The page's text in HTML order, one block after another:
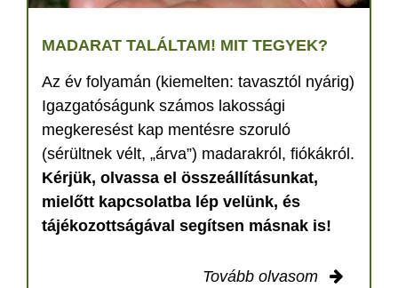
MADARAT TALÁLTAM! MIT TEGYEK?
Az év folyamán (kiemelten: tavasztól nyárig)
Igazgatóságunk számos lakossági
megkeresést kap mentésre szoruló
(sérültnek vélt, „árva”) madarakról, fiókákról.
Kérjük, olvassa el összeállításunkat,
mielőtt kapcsolatba lép velünk, és
tájékozottságával segítsen másnak is!
Tovább olvasom